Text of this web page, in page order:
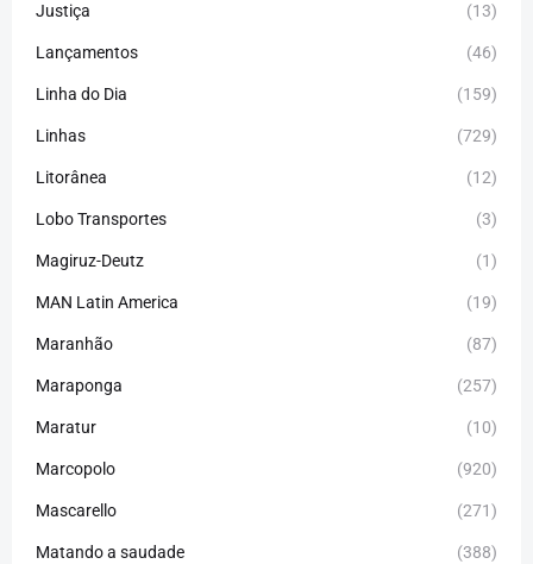
Justiça (13)
Lançamentos (46)
Linha do Dia (159)
Linhas (729)
Litorânea (12)
Lobo Transportes (3)
Magiruz-Deutz (1)
MAN Latin America (19)
Maranhão (87)
Maraponga (257)
Maratur (10)
Marcopolo (920)
Mascarello (271)
Matando a saudade (388)